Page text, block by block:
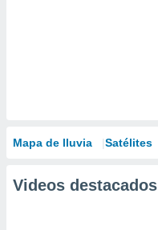
Mapa de lluvia Satélites
Videos destacados